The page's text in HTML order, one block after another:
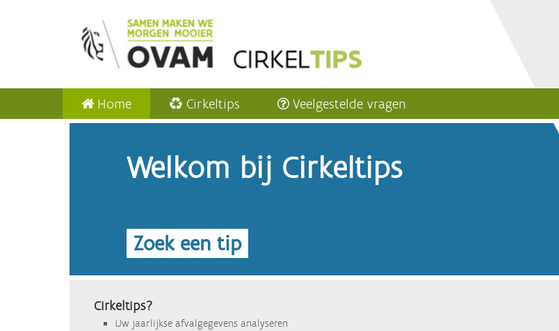
Home Cirkeltips Veelgestelde vragen
Welkom bij Cirkeltips
Zoek een tip
Cirkeltips?
Uw jaarlijkse afvalgegevens analyseren